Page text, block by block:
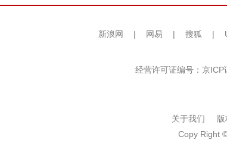
新浪网 | 网易 | 搜狐 |
经营许可证编号：京
关于我们
Copy Right